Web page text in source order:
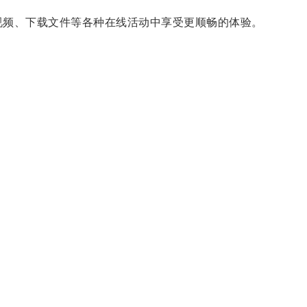
下载文件等各种在线活动中享受更顺畅的体验。